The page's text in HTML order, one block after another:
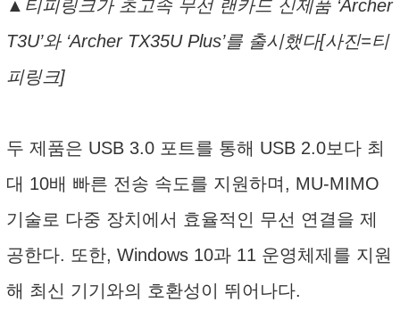
▲티피링크가 초고속 무선 랜카드 신제품 ‘Archer
T3U’와 ‘Archer TX35U Plus’를 출시했다[사진=티
피링크]
두 제품은 USB 3.0 포트를 통해 USB 2.0보다 최
대 10배 빠른 전송 속도를 지원하며, MU-MIMO
기술로 다중 장치에서 효율적인 무선 연결을 제
공한다. 또한, Windows 10과 11 운영체제를 지원
해 최신 기기와의 호환성이 뛰어나다.